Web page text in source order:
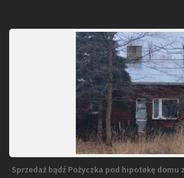
Sprzedaż bądź Pożyczka pod hipotekę domu